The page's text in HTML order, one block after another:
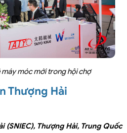
móc mới trong hội chợ
Thượng Hải
Thượng Hải, Trung Quốc